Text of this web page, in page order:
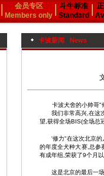
会员专区
Members only
斗牛标准
Standard
卡波新闻 News
卡波犬舍的小帅哥"
我们非常高兴,在这次
望,获得全场BIS(全场总
'修力"在这次北京的几
的年度全犬种大赛,总参
有成年组,荣获了9个月
这是北京的最后一场